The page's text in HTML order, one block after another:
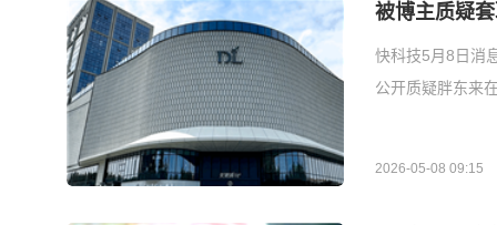
被博主质疑
快科技5月8日消
公开质疑胖东来
2026-05-08 09:15